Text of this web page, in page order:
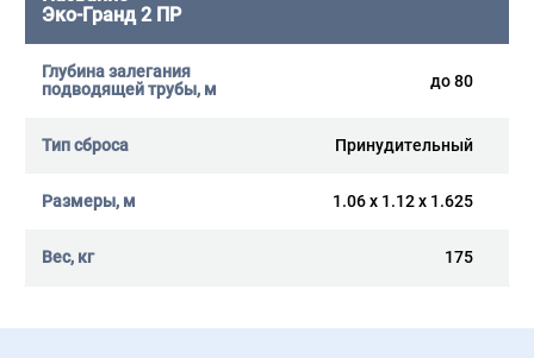
Эко-Гранд 2 ПР
до 80
Принудительный
1.06 x 1.12 x 1.625
175